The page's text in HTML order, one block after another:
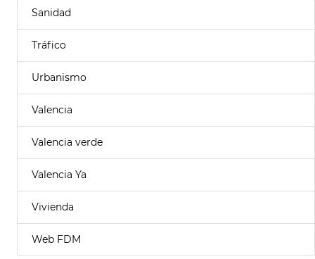
Sanidad
Tráfico
Urbanismo
Valencia
Valencia verde
Valencia Ya
Vivienda
Web FDM